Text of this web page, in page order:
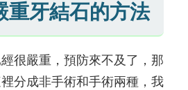
重牙結石的方法
很嚴重，預防來不及了，那
分成非手術和手術兩種，我